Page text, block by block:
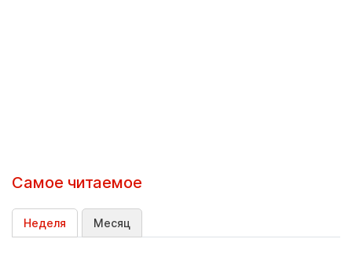
Самое читаемое
Неделя Месяц